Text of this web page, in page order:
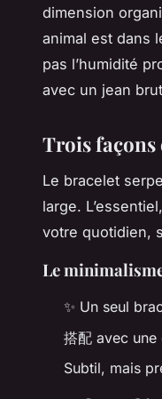
dimension
animal est dans
pas l’humidité
avec un jean
Trois façons
Le bracelet
large.
votre quotidien,
Le
✨ Un seul
搭配 avec
Subtil, mais